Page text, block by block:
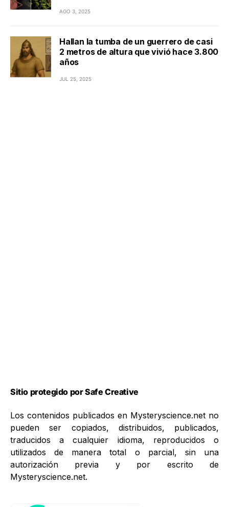
AGO 3, 2025
Hallan la tumba de un guerrero de casi
2 metros de altura que vivió hace 3.800
años
JUL 25, 2025
Sitio protegido por Safe Creative
Los contenidos publicados en Mysteryscience.net no
pueden ser copiados, distribuidos, publicados,
traducidos a cualquier idioma, reproducidos o
utilizados de manera total o parcial, sin una
autorización previa y por escrito de
Mysteryscience.net.